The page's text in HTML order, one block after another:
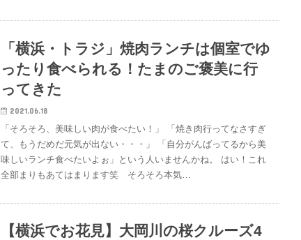
「横浜・トラジ」焼肉ランチは個室でゆ
ったり食べられる！たまのご褒美に行
ってきた
2021.06.18
「そろそろ、美味しい肉が食べたい！」 「焼き肉行ってなさすぎ
て、もうだめだ元気が出ない・・・」 「自分がんばってるから美
味しいランチ食べたいよぉ」という人いませんかね。 はい！これ
全部まりもあてはまります笑 そろそろ本気…
【横浜でお花見】大岡川の桜クルーズ4